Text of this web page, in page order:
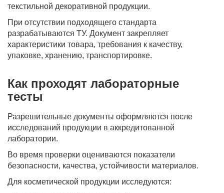
текстильной декоративной продукции.
При отсутствии подходящего стандарта
разрабатываются ТУ. Документ закрепляет
характеристики товара, требования к качеству,
упаковке, хранению, транспортировке.
Как проходят лабораторные
тесты
Разрешительные документы оформляются после
исследований продукции в аккредитованной
лаборатории.
Во время проверки оцениваются показатели
безопасности, качества, устойчивости материалов.
Для косметической продукции исследуются: